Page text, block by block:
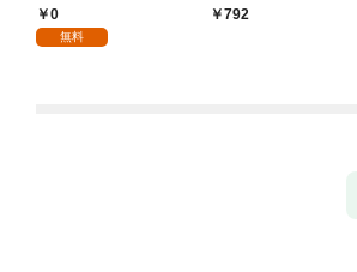
0
無料
792